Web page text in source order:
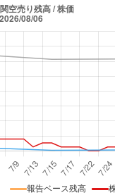
報告ベース残高